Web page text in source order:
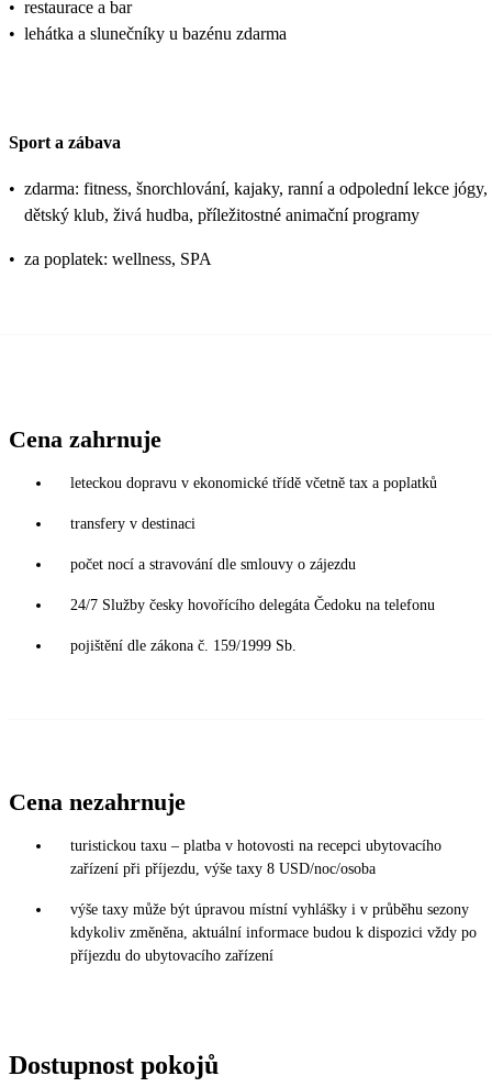
• restaurace a bar
• lehátka a slunečníky u bazénu zdarma
Sport a zábava
• zdarma: fitness, šnorchlování, kajaky, ranní a odpolední lekce jógy,
dětský klub, živá hudba, příležitostné animační programy
• za poplatek: wellness, SPA
Cena zahrnuje
leteckou dopravu v ekonomické třídě včetně tax a poplatků
transfery v destinaci
počet nocí a stravování dle smlouvy o zájezdu
24/7 Služby česky hovořícího delegáta Čedoku na telefonu
pojištění dle zákona č. 159/1999 Sb.
Cena nezahrnuje
turistickou taxu – platba v hotovosti na recepci ubytovacího
zařízení při příjezdu, výše taxy 8 USD/noc/osoba
výše taxy může být úpravou místní vyhlášky i v průběhu sezony
kdykoliv změněna, aktuální informace budou k dispozici vždy po
příjezdu do ubytovacího zařízení
Dostupnost pokojů